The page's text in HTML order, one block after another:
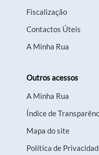
Fiscalização
Contactos Úteis
A Minha Rua
Outros acessos
A Minha Rua
Índice de
Mapa do site
Política de